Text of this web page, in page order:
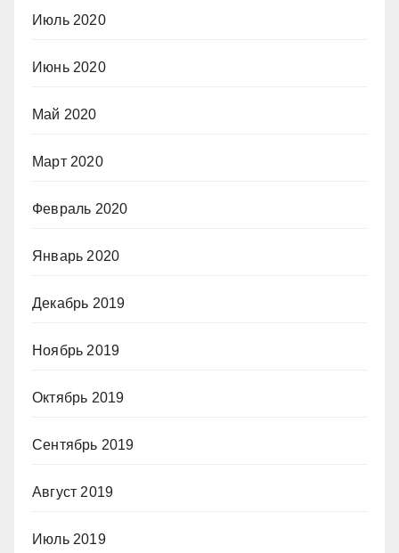
Июль 2020
Июнь 2020
Май 2020
Март 2020
Февраль 2020
Январь 2020
Декабрь 2019
Ноябрь 2019
Октябрь 2019
Сентябрь 2019
Август 2019
Июль 2019